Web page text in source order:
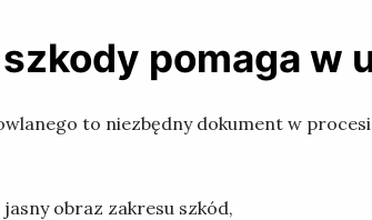
pomaga w
to niezbędny dokument w
obraz zakresu szkód,